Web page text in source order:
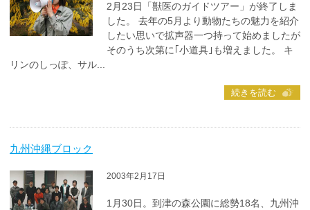
2月23日「獣医のガイドツアー」が終了しま
した。 去年の5月より動物たちの魅力を紹介
したい思いで拡声器一つ持って始めましたが
そのうち次第に｢小道具｣も増えました。 キ
リンのしっぽ、サル...
続きを読む
九州沖縄ブロック
2003年2月17日
1月30日。到津の森公園に総勢18名、九州沖